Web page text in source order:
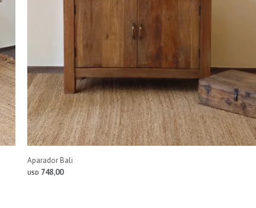
Aparador Bali
USD 748,00